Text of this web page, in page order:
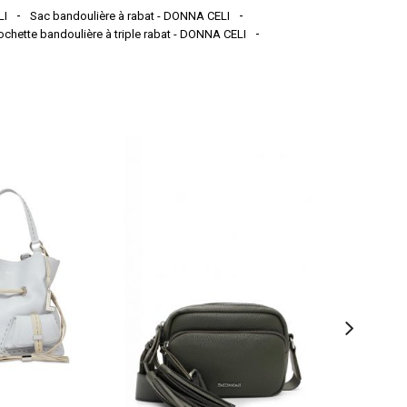
Sac bandoulière à rabat - DONNA CELI
bandoulière à triple rabat - DONNA CELI